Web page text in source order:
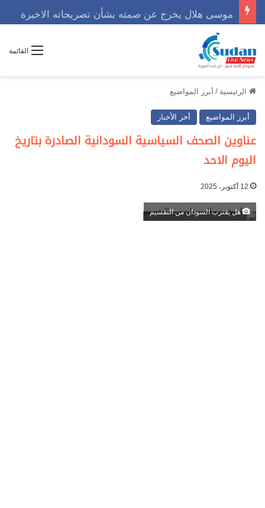
موسى هلال يخرج عن صمته بشأن تصريحاته الاخيرة
القائمة
الرئيسية / أبرز المواضيع
أبرز المواضيع أخر الأخبار
عناوين الصحف السياسية السودانية الصادرة بتاريخ
اليوم الاحد
12 أكتوبر، 2025
هل يقترب السودان من التقسيم